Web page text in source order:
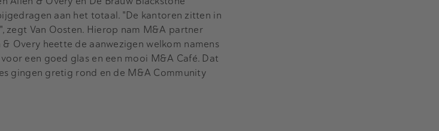
aan het totaal. "De kantoren zitten in
zegt Van Oosten. Hierop nam M&A partner
Overy heette de aanwezigen welkom namens
een goed glas en een mooi M&A Café. Dat
gingen gretig rond en de M&A Community